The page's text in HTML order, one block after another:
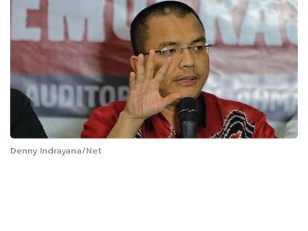
Denny Indrayana/Net